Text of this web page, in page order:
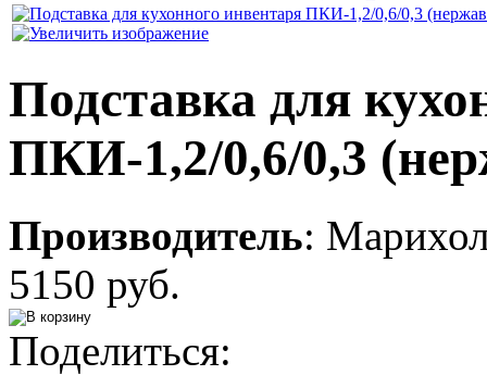
Подставка для
ПКИ-1,2/0,6/0,3
Производитель:
5150 руб.
Поделиться: